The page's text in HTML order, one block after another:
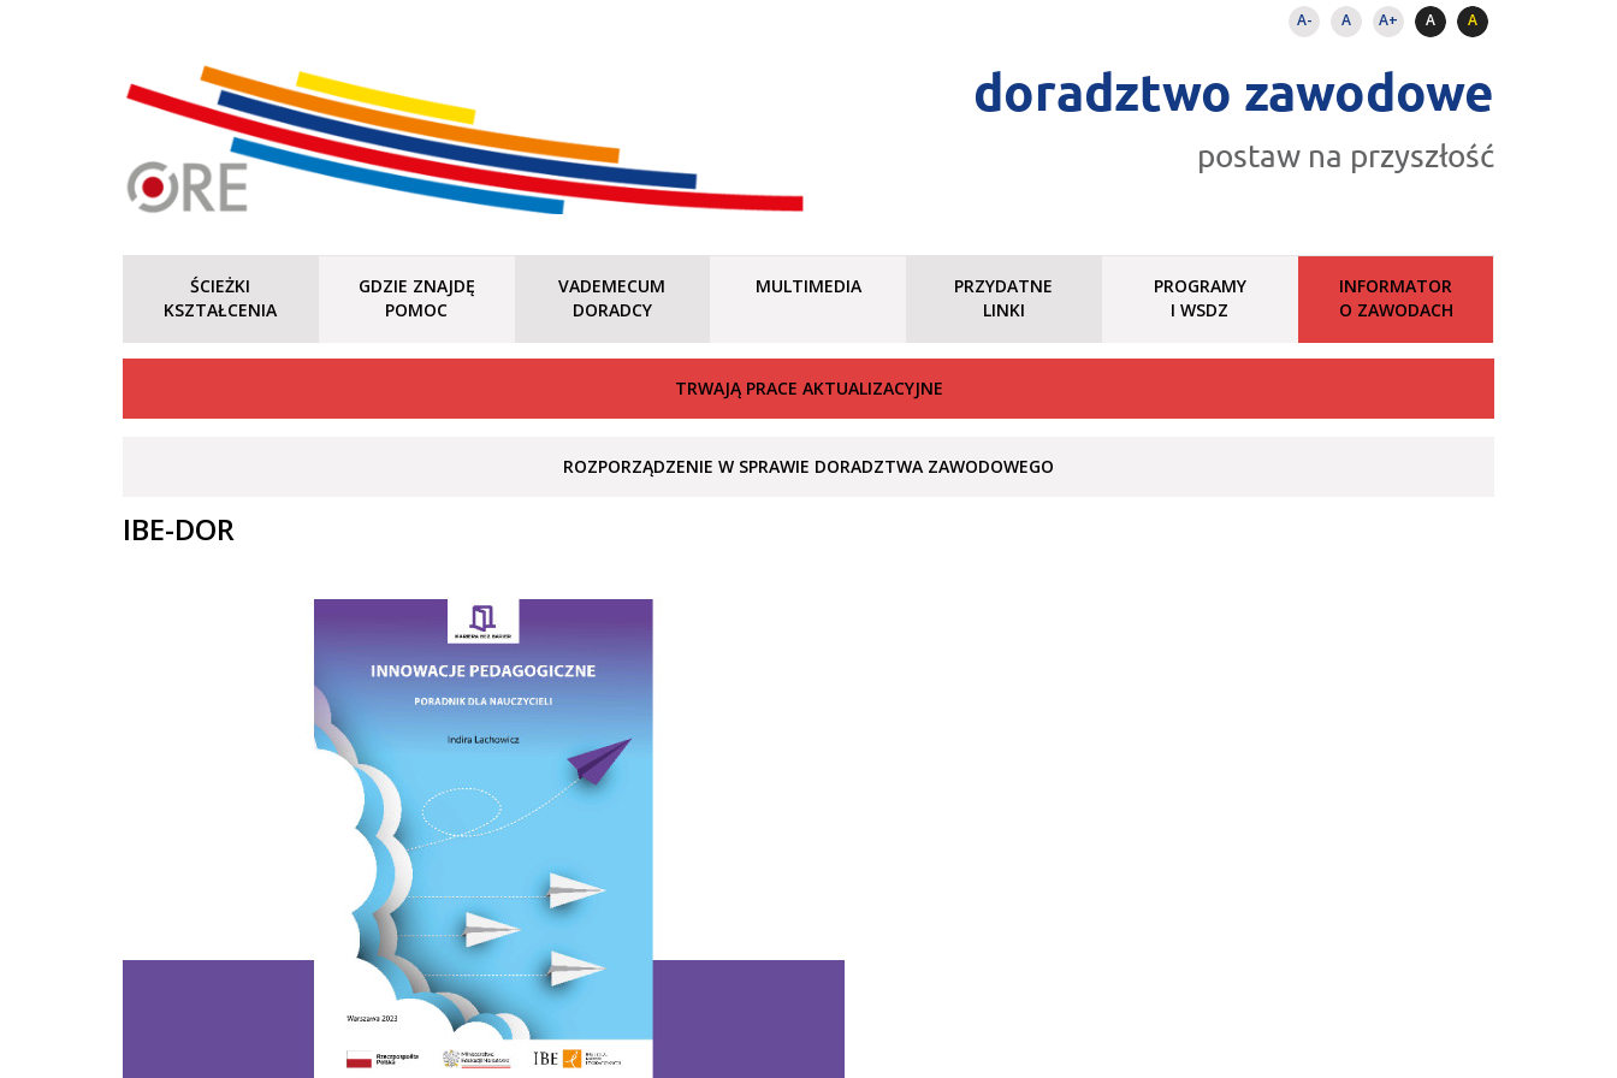
A- A A+ A A
doradztwo zawodowe
postaw na przyszłość
ŚCIEŻKI
KSZTAŁCENIA
GDZIE ZNAJDĘ
POMOC
VADEMECUM
DORADCY
MULTIMEDIA
PRZYDATNE
LINKI
PROGRAMY
I WSDZ
INFORMATOR
O ZAWODACH
TRWAJĄ PRACE AKTUALIZACYJNE
ROZPORZĄDZENIE W SPRAWIE DORADZTWA ZAWODOWEGO
IBE-DOR